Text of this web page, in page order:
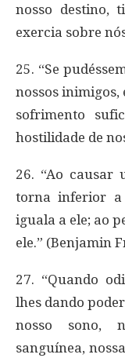
nosso destino,
exercia sobre
25. “Se
nossos
sofrimento
hostilidade de
26. “Ao causar
torna inferior a
iguala a ele; ao
ele.” (Benjamin
27. “Quando
lhes dando
nosso sono,
sanguínea,